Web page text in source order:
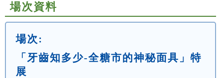
場次資料
場次:
「牙齒知多少-全糖市的神秘面具」特
展